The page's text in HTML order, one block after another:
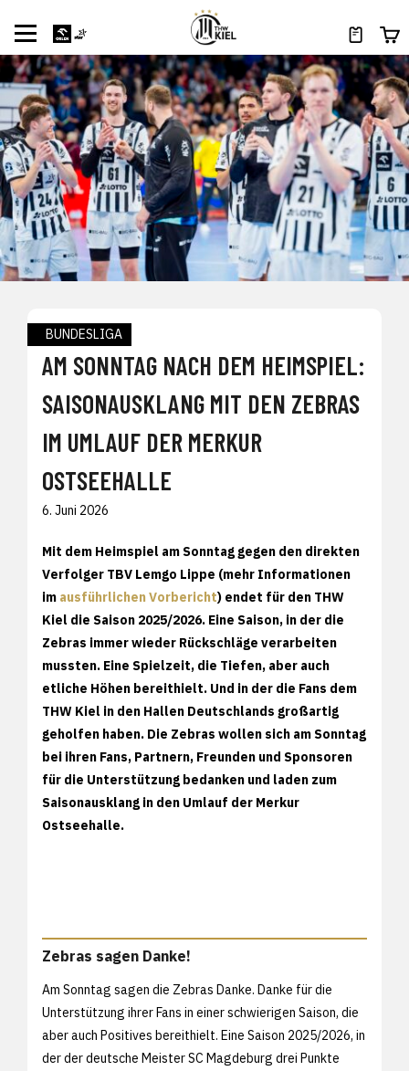
BUNDESLIGA
AM SONNTAG NACH DEM HEIMSPIEL:
SAISONAUSKLANG MIT DEN ZEBRAS
IM UMLAUF DER MERKUR
OSTSEEHALLE
6. Juni 2026
Mit dem Heimspiel am Sonntag gegen den direkten
Verfolger TBV Lemgo Lippe (mehr Informationen
im ausführlichen Vorbericht) endet für den THW
Kiel die Saison 2025/2026. Eine Saison, in der die
Zebras immer wieder Rückschläge verarbeiten
mussten. Eine Spielzeit, die Tiefen, aber auch
etliche Höhen bereithielt. Und in der die Fans dem
THW Kiel in den Hallen Deutschlands großartig
geholfen haben. Die Zebras wollen sich am Sonntag
bei ihren Fans, Partnern, Freunden und Sponsoren
für die Unterstützung bedanken und laden zum
Saisonausklang in den Umlauf der Merkur
Ostseehalle.
Zebras sagen Danke!
Am Sonntag sagen die Zebras Danke. Danke für die
Unterstützung ihrer Fans in einer schwierigen Saison, die
aber auch Positives bereithielt. Eine Saison 2025/2026, in
der der deutsche Meister SC Magdeburg drei Punkte